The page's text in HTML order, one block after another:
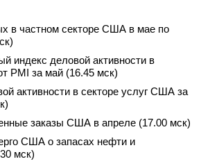
частном секторе США в мае по
деловой активности в
PMI за май (16.45 мск)
в секторе услуг США за
заказы США в апреле (17.00 мск)
США о запасах нефти и
мск)